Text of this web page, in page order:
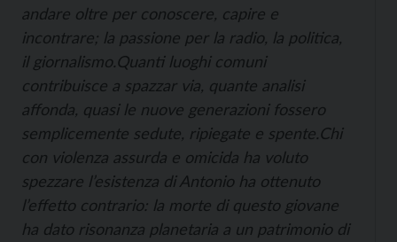
andare oltre per conoscere, capire e
incontrare; la passione per la radio, la politica,
il giornalismo.Quanti luoghi comuni
contribuisce a spazzar via, quante analisi
affonda, quasi le nuove generazioni fossero
semplicemente sedute, ripiegate e spente.Chi
con violenza assurda e omicida ha voluto
spezzare l’esistenza di Antonio ha ottenuto
l’effetto contrario: la morte di questo giovane
ha dato risonanza planetaria a un patrimonio di